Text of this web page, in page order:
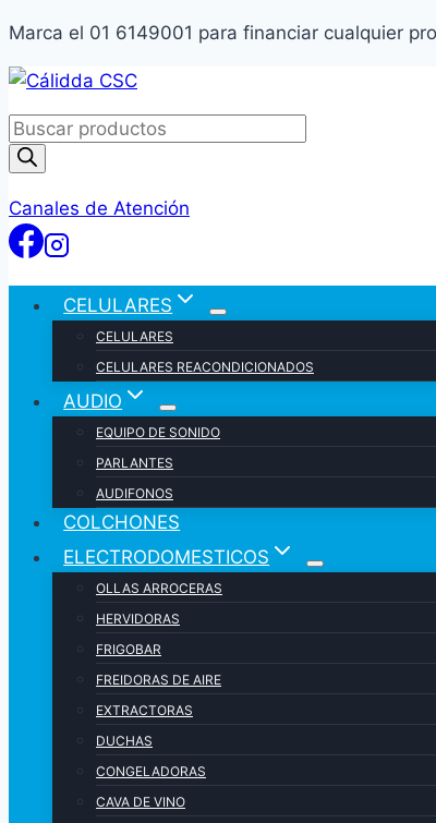
Marca el 01 6149001 para financiar cualquier
Skip
to
content
Products
search
Canales de Atención
CELULARES
CELULARES
CELULARES REACONDICIONADOS
AUDIO
EQUIPO DE SONIDO
PARLANTES
AUDIFONOS
COLCHONES
ELECTRODOMESTICOS
OLLAS ARROCERAS
HERVIDORAS
FRIGOBAR
FREIDORAS DE AIRE
EXTRACTORAS
DUCHAS
CONGELADORAS
CAVA DE VINO